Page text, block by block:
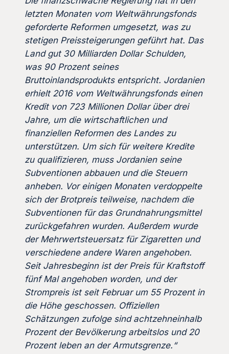
letzten Monaten vom Weltwährungsfonds
geforderte Reformen umgesetzt, was zu
stetigen Preissteigerungen geführt hat. Das
Land gut 30 Milliarden Dollar Schulden,
was 90 Prozent seines
Bruttoinlandsprodukts entspricht. Jordanien
erhielt 2016 vom Weltwährungsfonds einen
Kredit von 723 Millionen Dollar über drei
Jahre, um die wirtschaftlichen und
finanziellen Reformen des Landes zu
unterstützen. Um sich für weitere Kredite
zu qualifizieren, muss Jordanien seine
Subventionen abbauen und die Steuern
anheben. Vor einigen Monaten verdoppelte
sich der Brotpreis teilweise, nachdem die
Subventionen für das Grundnahrungsmittel
zurückgefahren wurden. Außerdem wurde
der Mehrwertsteuersatz für Zigaretten und
verschiedene andere Waren angehoben.
Seit Jahresbeginn ist der Preis für Kraftstoff
fünf Mal angehoben worden, und der
Strompreis ist seit Februar um 55 Prozent in
die Höhe geschossen. Offiziellen
Schätzungen zufolge sind achtzehneinhalb
Prozent der Bevölkerung arbeitslos und 20
Prozent leben an der Armutsgrenze.“